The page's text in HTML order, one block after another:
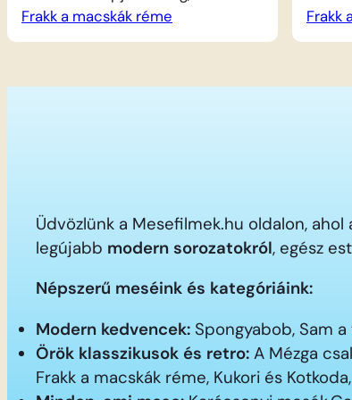
mindenki a maga módján
készül a jeles napra. Lukrécia
művészi meglepetést eszel ki:
tökéletesnek tűnjön. Eközben
Frakk, a hűséges vizsla sem
tétlenkedik,…
Frakk a macskák réme Frakk
Üdvözlünk a Mesefilmek.hu oldalon,
legújabb modern sorozatokról, egész
Népszerű meséink és kategóriáink:
Modern kedvencek: Spongyabob, Sam
Örök klasszikusok és retro: A Mézga
Frakk a macskák réme, Kukori és